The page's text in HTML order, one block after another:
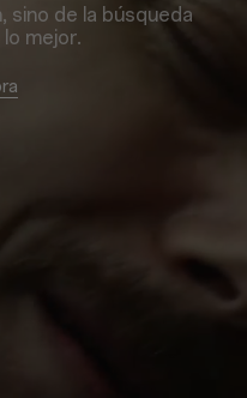
de la búsqueda
mejor.